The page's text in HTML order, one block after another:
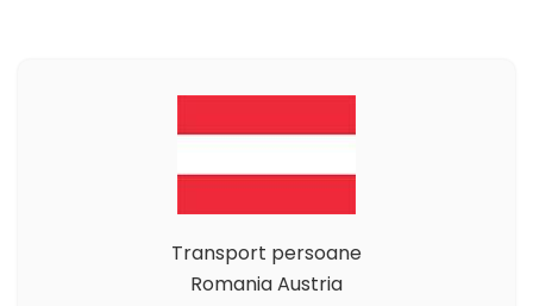
Transport persoane
Romania Austria